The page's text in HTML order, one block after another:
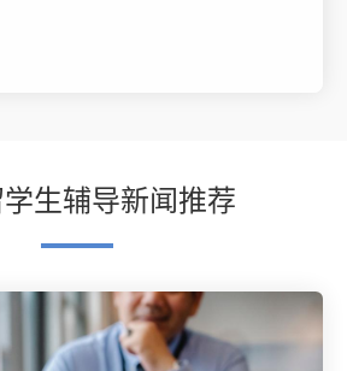
生辅导新闻推荐